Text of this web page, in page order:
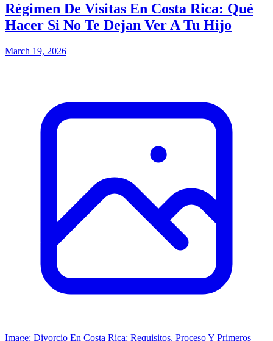
Régimen De Visitas En Costa Rica: Qué
Hacer Si No Te Dejan Ver A Tu Hijo
March 19, 2026
Image: Divorcio En Costa Rica: Requisitos, Proceso Y Primeros